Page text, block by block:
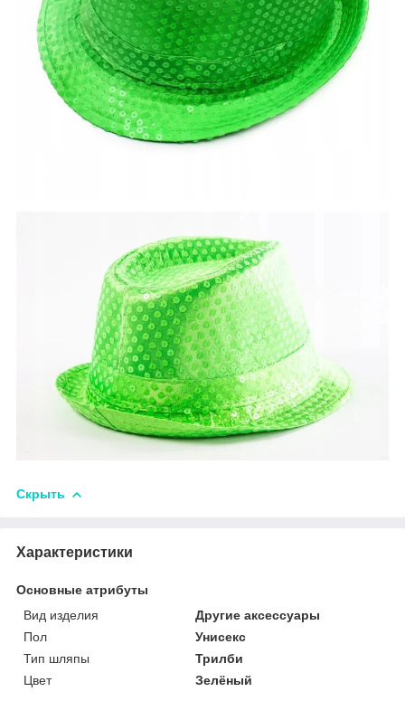
Скрыть
Характеристики
Основные атрибуты
Вид изделия
Другие аксессуары
Пол
Унисекс
Тип шляпы
Трилби
Цвет
Зелёный